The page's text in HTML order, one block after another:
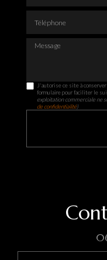
Message
J'autorise ce site à
formulaire pour faciliter le
exploitation commerciale ne
de confidentialité)